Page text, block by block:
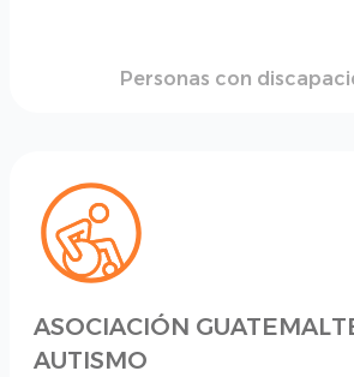
Personas con
ASOCIACIÓN
AUTISMO